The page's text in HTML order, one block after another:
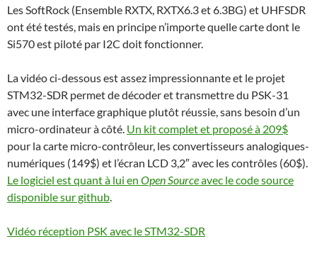
Les SoftRock (Ensemble RXTX, RXTX6.3 et 6.3BG) et UHFSDR
ont été testés, mais en principe n’importe quelle carte dont le
Si570 est piloté par I2C doit fonctionner.
La vidéo ci-dessous est assez impressionnante et le projet
STM32-SDR permet de décoder et transmettre du PSK-31
avec une interface graphique plutôt réussie, sans besoin d’un
micro-ordinateur à côté. Un kit complet et proposé à 209$
pour la carte micro-contrôleur, les convertisseurs analogiques-
numériques (149$) et l’écran LCD 3,2″ avec les contrôles (60$).
Le logiciel est quant à lui en Open Sourceavec le code source
disponible sur github
Vidéo réception PSK avec le STM32-SDR